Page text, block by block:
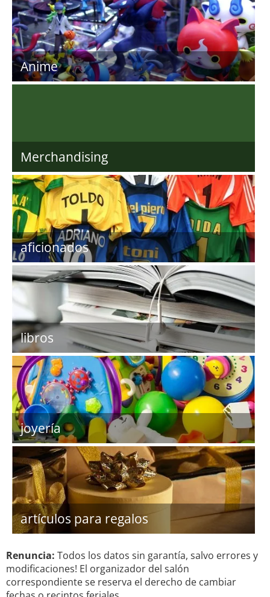
Anime
Merchandising
aficionados
libros
joyería
artículos para regalos
Renuncia: Todos los datos sin garantía, salvo errores y
modificaciones! El organizador del salón
correspondiente se reserva el derecho de cambiar